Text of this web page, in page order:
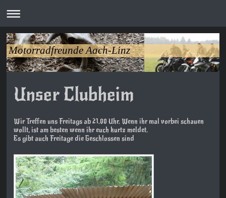
Motorradfreunde Aach-Linz
Unser Clubheim
Wir Treffen uns Freitags ab 21.00 Uhr. Wenn ihr mal vorbei schauen
wollt, ist am besten wenn ihr euch kurtz meldet.
Es gibt auch Freitage die Geschlossen sind